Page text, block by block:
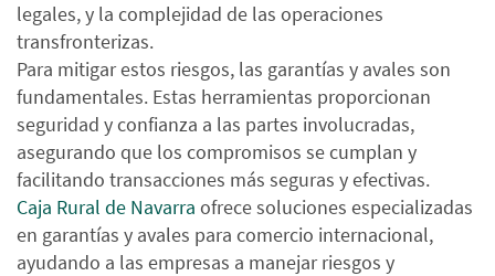
legales, y la complejidad de las operaciones
transfronterizas.
Para mitigar estos riesgos, las garantías y avales son
fundamentales. Estas herramientas proporcionan
seguridad y confianza a las partes involucradas,
asegurando que los compromisos se cumplan y
facilitando transacciones más seguras y efectivas.
Caja Rural de Navarra ofrece soluciones especializadas
en garantías y avales para comercio internacional,
ayudando a las empresas a manejar riesgos y